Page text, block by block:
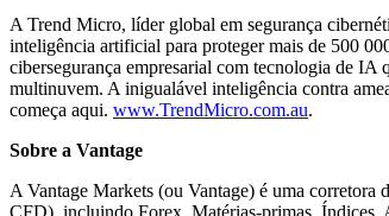
A Trend Micro, líder global em segurança
inteligência artificial para proteger mais de 500
cibersegurança empresarial com tecnologia de IA
multinuvem. A inigualável inteligência contra
começa aqui. www.TrendMicro.com.au.
Sobre a Vantage
A Vantage Markets (ou Vantage) é uma corretora
CFD), incluindo Forex, Matérias-primas, Índices,